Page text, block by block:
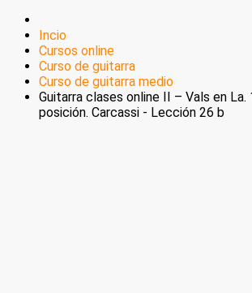
Incio
Cursos online
Curso de guitarra
Curso de guitarra medio
Guitarra clases online II – Vals en La.
posición. Carcassi - Lección 26 b